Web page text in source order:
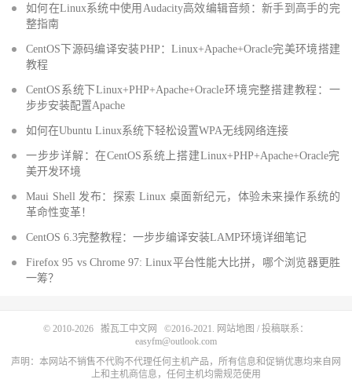
如何在Linux系统中使用Audacity高效编辑音频：新手到高手的完
整指南
CentOS下源码编译安装PHP：Linux+Apache+Oracle完美环境搭建
教程
CentOS系统下Linux+PHP+Apache+Oracle环境完整搭建教程：一
步步安装配置Apache
如何在Ubuntu Linux系统下轻松设置WPA无线网络连接
一步步详解：在CentOS系统上搭建Linux+PHP+Apache+Oracle完
美开发环境
Maui Shell 发布：探索 Linux 桌面新纪元，体验未来操作系统的
革命性变革！
CentOS 6.3完整教程：一步步编译安装LAMP环境详细笔记
Firefox 95 vs Chrome 97: Linux平台性能大比拼，哪个浏览器更胜
一筹？
© 2010-2026 搬瓦工中文网 ©2016-2021. 网站地图 / 投稿联系：
easyfm@outlook.com
声明：本网站不销售不代购不代理任何主机产品，所有信息和促销优惠均来自网
上和主机商信息，任何主机均需规范使用